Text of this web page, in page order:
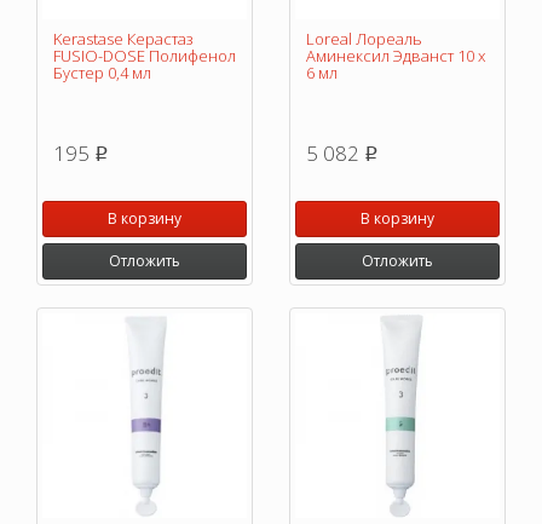
Kerastase Керастаз
FUSIO-DOSE Полифенол
Бустер 0,4 мл
195 p
В корзину
Отложить
Loreal Лореаль
Аминексил Эдванст 10 х
6 мл
5 082 p
В корзину
Отложить